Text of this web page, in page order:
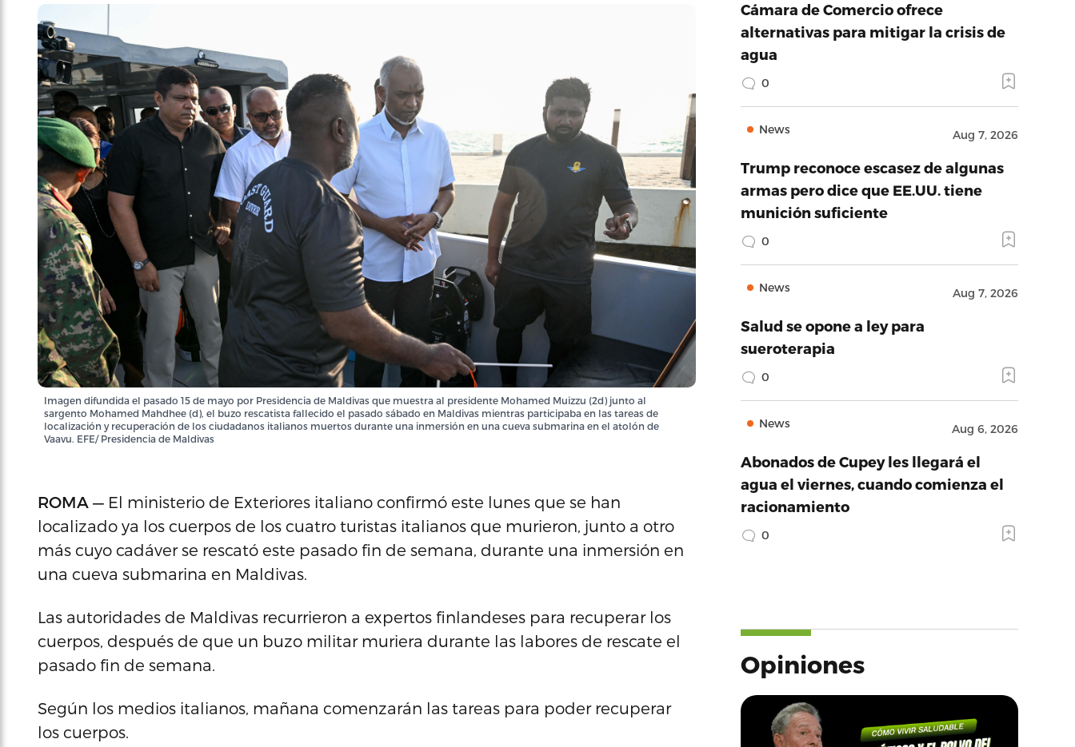
Imagen difundida el pasado 15 de mayo por Presidencia de Maldivas que muestra al presidente Mohamed Muizzu (2d) junto al
sargento Mohamed Mahdhee (d), el buzo rescatista fallecido el pasado sábado en Maldivas mientras participaba en las tareas de
localización y recuperación de los ciudadanos italianos muertos durante una inmersión en una cueva submarina en el atolón de
Vaavu. EFE/ Presidencia de Maldivas
ROMA — El ministerio de Exteriores italiano confirmó este lunes que se han
localizado ya los cuerpos de los cuatro turistas italianos que murieron, junto a otro
más cuyo cadáver se rescató este pasado fin de semana, durante una inmersión en
una cueva submarina en Maldivas.
Las autoridades de Maldivas recurrieron a expertos finlandeses para recuperar los
cuerpos, después de que un buzo militar muriera durante las labores de rescate el
pasado fin de semana.
Según los medios italianos, mañana comenzarán las tareas para poder recuperar
los cuerpos.
Cámara de Comercio ofrece
alternativas para mitigar la crisis de
agua
0
News Aug 7, 2026
Trump reconoce escasez de algunas
armas pero dice que EE.UU. tiene
munición suficiente
0
News Aug 7, 2026
Salud se opone a ley para
sueroterapia
0
News Aug 6, 2026
Abonados de Cupey les llegará el
agua el viernes, cuando comienza el
racionamiento
0
Opiniones